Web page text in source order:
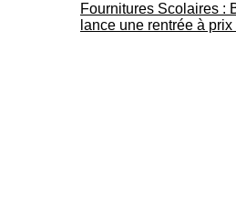
Fournitures Scolaires :
lance une rentrée à prix